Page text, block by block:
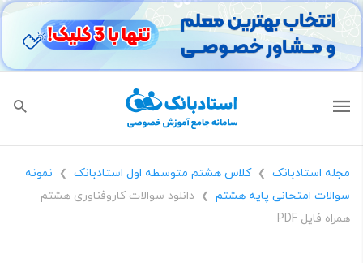
مجله استادبانک ❯ کلاس هشتم متوسطه اول استادبانک ❯
نمونه
سوالات امتحانی پایه هشتم
❯
دانلود سوالات کاروفناوری هشتم
همراه فایل PDF